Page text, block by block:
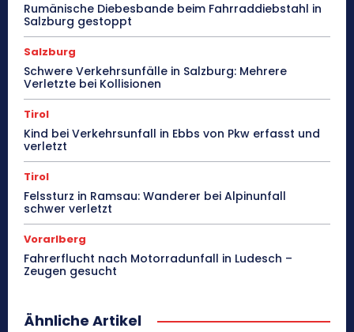
Rumänische Diebesbande beim Fahrraddiebstahl in
Salzburg gestoppt
Salzburg
Schwere Verkehrsunfälle in Salzburg: Mehrere
Verletzte bei Kollisionen
Tirol
Kind bei Verkehrsunfall in Ebbs von Pkw erfasst und
verletzt
Tirol
Felssturz in Ramsau: Wanderer bei Alpinunfall
schwer verletzt
Vorarlberg
Fahrerflucht nach Motorradunfall in Ludesch –
Zeugen gesucht
Ähnliche Artikel